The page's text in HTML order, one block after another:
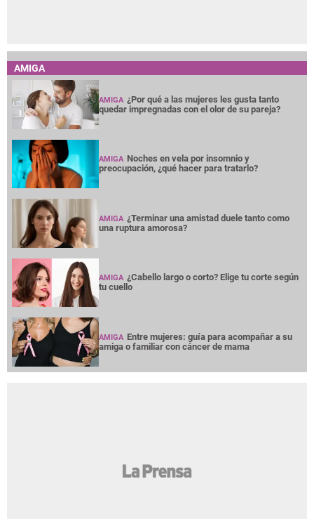
AMIGA
AMIGA ¿Por qué a las mujeres les gusta tanto
quedar impregnadas con el olor de su pareja?
AMIGA Noches en vela por insomnio y
preocupación, ¿qué hacer para tratarlo?
AMIGA ¿Terminar una amistad duele tanto como
una ruptura amorosa?
AMIGA ¿Cabello largo o corto? Elige tu corte según
tu cuello
AMIGA Entre mujeres: guía para acompañar a su
amiga o familiar con cáncer de mama